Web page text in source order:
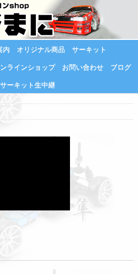
内 オリジナル商品
サーキット
ラインショップ お問い合わせ
ブログ
サーキット生中継